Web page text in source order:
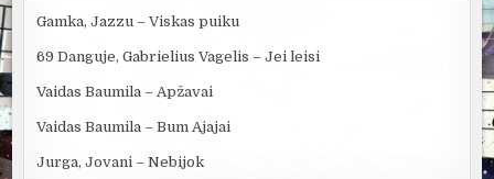
Gamka, Jazzu – Viskas puiku
69 Danguje, Gabrielius Vagelis – Jei leisi
Vaidas Baumila – Apžavai
Vaidas Baumila – Bum Ajajai
Jurga, Jovani – Nebijok